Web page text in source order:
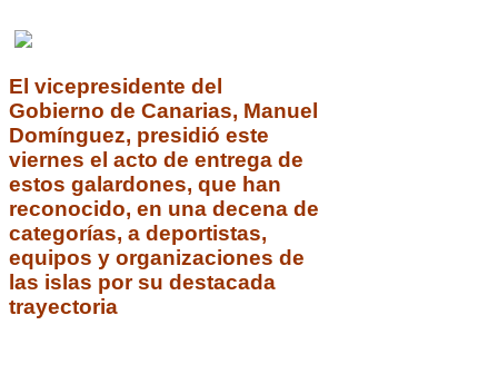
El vicepresidente del
Gobierno de Canarias, Manuel
Domínguez, presidió este
viernes el acto de entrega de
estos galardones, que han
reconocido, en una decena de
categorías, a deportistas,
equipos y organizaciones de
las islas por su destacada
trayectoria